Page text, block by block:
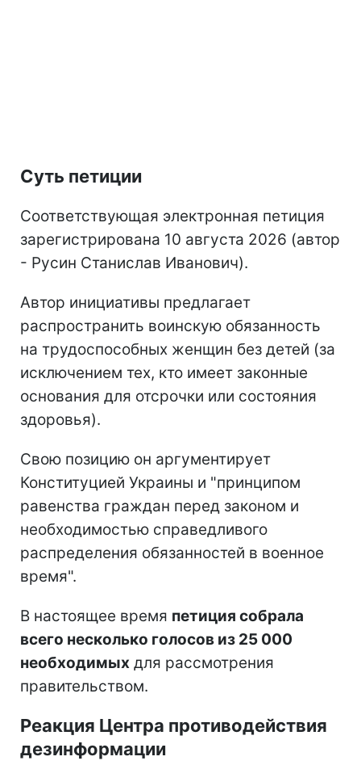
Суть петиции
Соответствующая электронная петиция
зарегистрирована 10 августа 2026 (автор
- Русин Станислав Иванович).
Автор инициативы предлагает
распространить воинскую обязанность
на трудоспособных женщин без детей (за
исключением тех, кто имеет законные
основания для отсрочки или состояния
здоровья).
Свою позицию он аргументирует
Конституцией Украины и "принципом
равенства граждан перед законом и
необходимостью справедливого
распределения обязанностей в военное
время".
В настоящее время петиция собрала
всего несколько голосов из 25 000
необходимых для рассмотрения
правительством.
Реакция Центра противодействия
дезинформации